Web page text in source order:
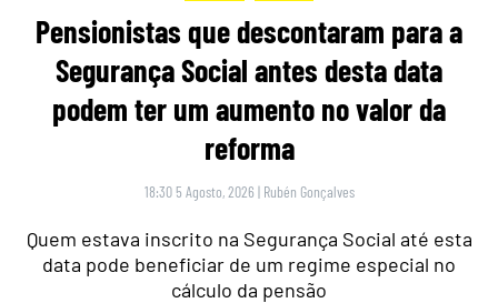
Pensionistas que descontaram para a
Segurança Social antes desta data
podem ter um aumento no valor da
reforma
18:30 5 Agosto, 2026 | Rubén Gonçalves
Quem estava inscrito na Segurança Social até esta
data pode beneficiar de um regime especial no
cálculo da pensão